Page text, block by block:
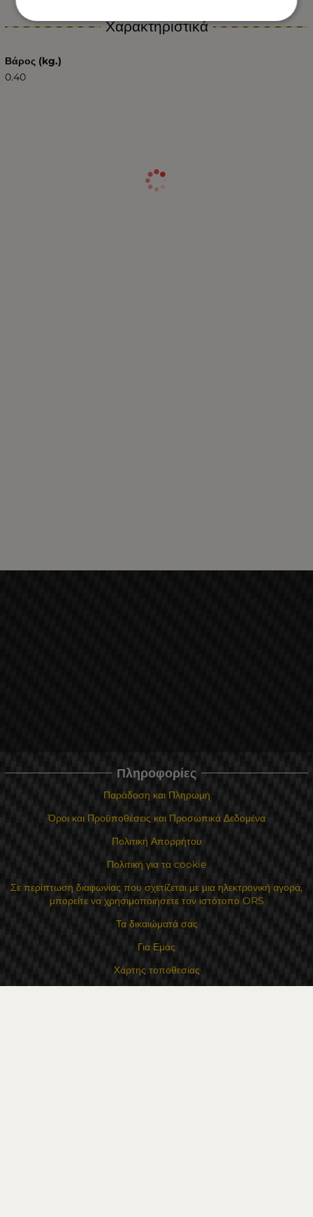
Χαρακτηριστικά
Βάρος (kg.)
0.40
Πληροφορίες
Παράδοση και Πληρωμή
Όροι και Προϋποθέσεις και Προσωπικά Δεδομένα
Πολιτική Απορρήτου
Πολιτική για τα cookie
Σε περίπτωση διαφωνίας που σχετίζεται με μια ηλεκτρονική αγορά,
μπορείτε να χρησιμοποιήσετε τον ιστότοπο ORS
Τα δικαιώματά σας
Για Εμάς
Χάρτης τοποθεσίας